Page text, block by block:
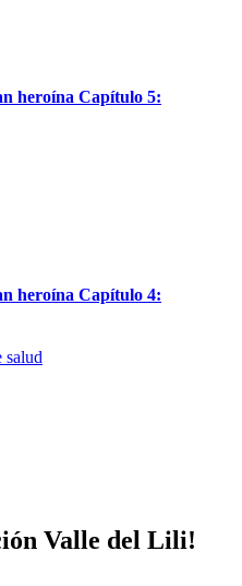
heroína Capítulo 5:
heroína Capítulo 4:
salud
Valle del Lili!